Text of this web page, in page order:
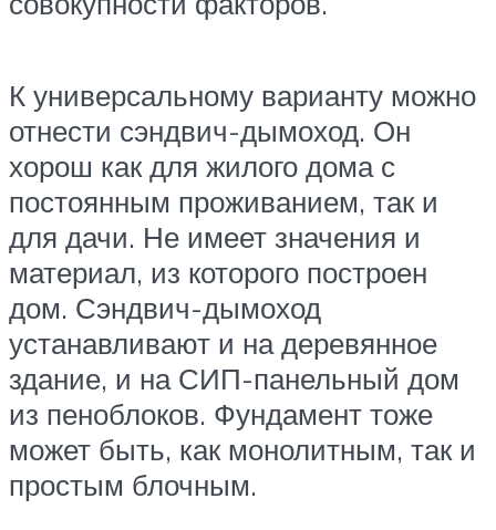
К универсальному варианту можно
отнести сэндвич-дымоход. Он
хорош как для жилого дома с
постоянным проживанием, так и
для дачи. Не имеет значения и
материал, из которого построен
дом. Сэндвич-дымоход
устанавливают и на деревянное
здание, и на СИП-панельный дом
из пеноблоков. Фундамент тоже
может быть, как монолитным, так и
простым блочным.